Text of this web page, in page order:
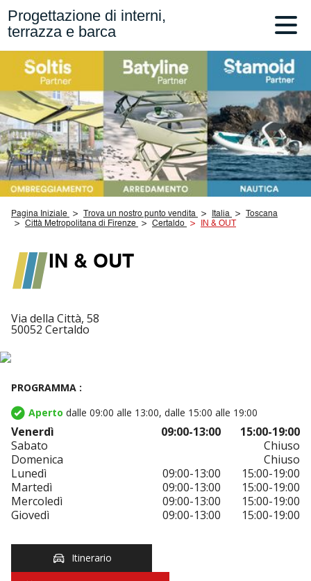
Progettazione di interni,
terrazza e barca
Pagina Iniziale Trova un nostro punto vendita Italia
Toscana
Città Metropolitana di Firenze
Certaldo IN & OUT
IN & OUT
Via della Città, 58
50052 Certaldo
PROGRAMMA :
Aperto dalle 09:00 alle 13:00, dalle 15:00 alle 19:00
Venerdì 09:00-13:00
15:00-19:00
Sabato
Chiuso
Domenica
Chiuso
Lunedì
09:00-13:00
15:00-19:00
Martedì
09:00-13:00
15:00-19:00
Mercoledì
09:00-13:00
15:00-19:00
Giovedì
09:00-13:00 15:00-19:00
Itinerario